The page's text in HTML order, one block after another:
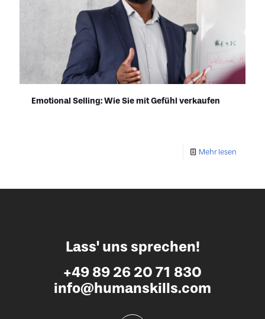
Emotional Selling: Wie Sie mit Gefühl verkaufen
Mehr lesen
Lass' uns sprechen!
+49 89 26 20 71 830
info@humanskills.com